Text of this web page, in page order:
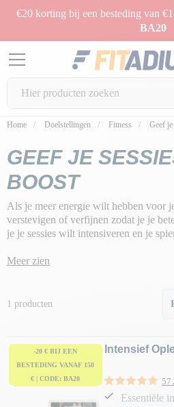
€20 korting bij een besteding van
BA20
Home Doelstellingen Fitness Geef je
GEEF JE
BOOST
Als je meer energie wilt hebben voor
verstevigen of verfijnen zodat je je
je je sessies wilt intensiveren en je
Onze missie: je helpen je sessies
Meer zien
1 producten
-20 € BIJ EEN
BESTEDING VANAF 150
€ | CODE: BA20
Intensief
57
Essentiële